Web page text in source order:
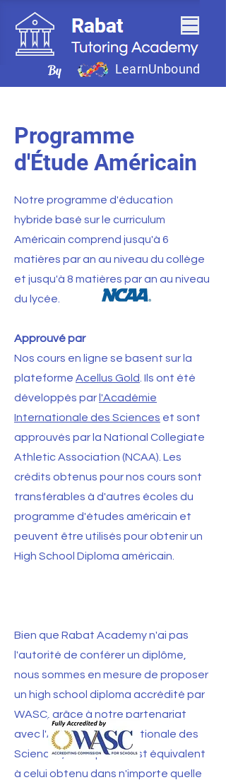
By LearnUnbound
Programme
d'Étude Américain
Notre programme d'éducation
hybride basé sur le curriculum
Américain comprend jusqu'à 6
matières par an au niveau du collège
et jusqu'à 8 matières par an au niveau
du lycée.
Approuvé par
Nos cours en ligne se basent sur la
plateforme Acellus Gold . Ils ont été
développés par l'Académie
Internationale des Sciences et sont
approuvés par la National Collegiate
Athletic Association (NCAA). Les
crédits obtenus pour nos cours sont
transférables à d'autres écoles du
programme d'études américain et
peuvent être utilisés pour obtenir un
High School Diploma américain.
Bien que Rabat Academy n'ai pas
l'autorité de conférer un diplôme,
nous sommes en mesure de proposer
un high school diploma accrédité par
WASC, grâce à notre partenariat
avec l'Académie Internationale des
Sciences,. Ce diplôme est équivalent
à celui obtenu dans n'importe quelle